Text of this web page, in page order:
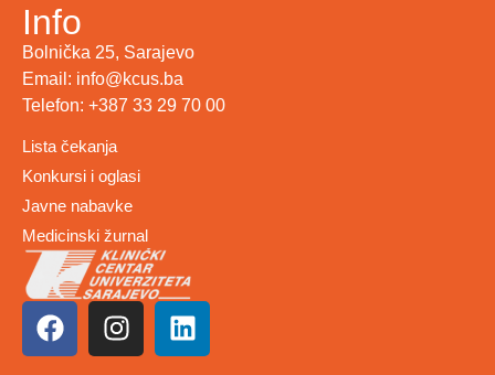
Info
Bolnička 25, Sarajevo
Email: info@kcus.ba
Telefon: +387 33 29 70 00
Lista čekanja
Konkursi i oglasi
Javne nabavke
Medicinski žurnal